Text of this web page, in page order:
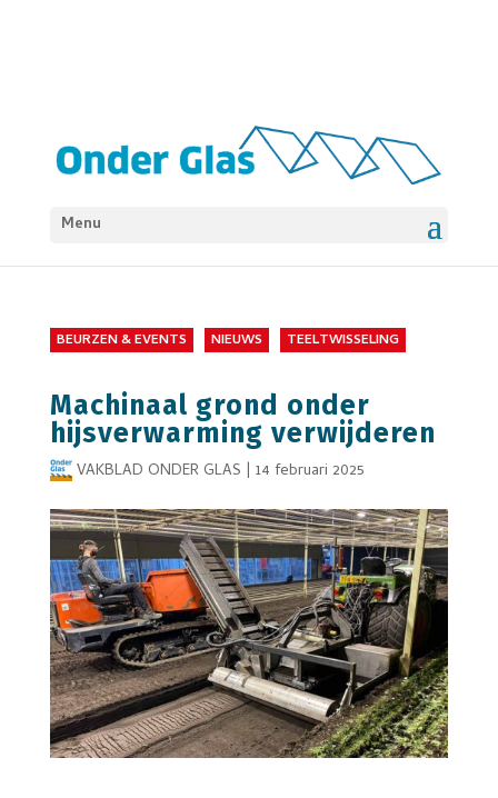
Menu
BEURZEN & EVENTS NIEUWS TEELTWISSELING
Machinaal grond onder
hijsverwarming verwijderen
VAKBLAD ONDER GLAS | 14 februari 2025